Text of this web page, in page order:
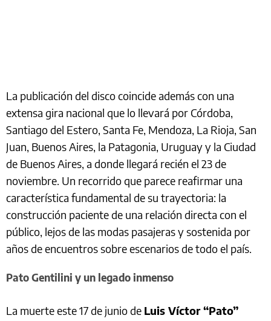
La publicación del disco coincide además con una
extensa gira nacional que lo llevará por Córdoba,
Santiago del Estero, Santa Fe, Mendoza, La Rioja, San
Juan, Buenos Aires, la Patagonia, Uruguay y la Ciudad
de Buenos Aires, a donde llegará recién el 23 de
noviembre. Un recorrido que parece reafirmar una
característica fundamental de su trayectoria: la
construcción paciente de una relación directa con el
público, lejos de las modas pasajeras y sostenida por
años de encuentros sobre escenarios de todo el país.
Pato Gentilini y un legado inmenso
La muerte este 17 de junio de Luis Víctor “Pato”